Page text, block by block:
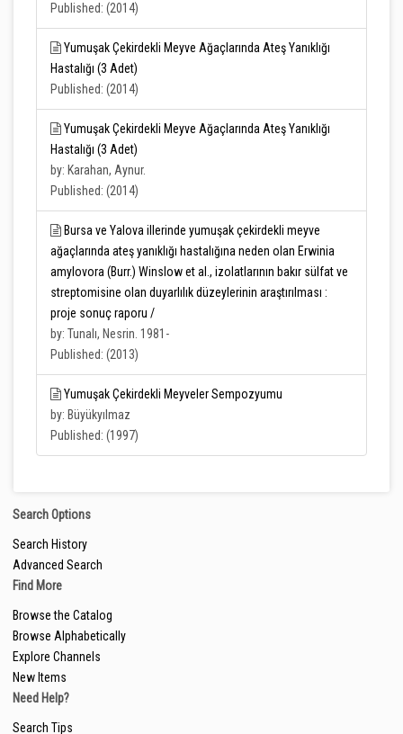
Published: (2014)
Yumuşak Çekirdekli Meyve Ağaçlarında Ateş Yanıklığı
Hastalığı (3 Adet)
Published: (2014)
Yumuşak Çekirdekli Meyve Ağaçlarında Ateş Yanıklığı
Hastalığı (3 Adet)
by: Karahan, Aynur.
Published: (2014)
Bursa ve Yalova illerinde yumuşak çekirdekli meyve
ağaçlarında ateş yanıklığı hastalığına neden olan Erwinia
amylovora (Burr.) Winslow et al., izolatlarının bakır sülfat ve
streptomisine olan duyarlılık düzeylerinin araştırılması :
proje sonuç raporu /
by: Tunalı, Nesrin. 1981-
Published: (2013)
Yumuşak Çekirdekli Meyveler Sempozyumu
by: Büyükyılmaz
Published: (1997)
Search Options
Search History
Advanced Search
Find More
Browse the Catalog
Browse Alphabetically
Explore Channels
New Items
Need Help?
Search Tips